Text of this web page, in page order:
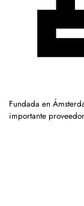
Fundada en
importante